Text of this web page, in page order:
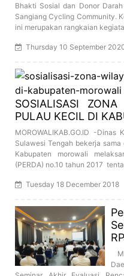
Bhakti Sosial dan Donor
Sangiang Cycling Community.
ini merupakan rangkaian
Thursday 10 September
SOSIALISASI
PULAU KECIL DI
MOROWALIKAB.GO.ID -
Sulawesi Tengah bekerja
Kabupaten morowali
(PERDA) no.10 tahun 2017
Tuesday 18 December 2018